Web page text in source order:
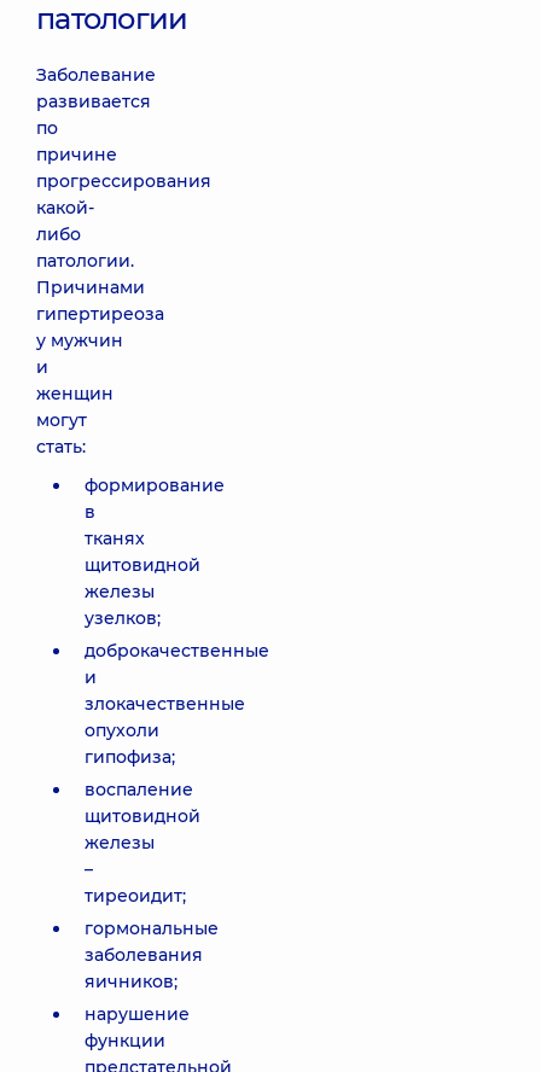
патологии
Заболевание
развивается
по
причине
прогрессирования
какой-
либо
патологии.
Причинами
гипертиреоза
у мужчин
и
женщин
могут
стать:
формирование
в
тканях
щитовидной
железы
узелков;
доброкачественные
и
злокачественные
опухоли
гипофиза;
воспаление
щитовидной
железы
–
тиреоидит;
гормональные
заболевания
яичников;
нарушение
функции
предстательной